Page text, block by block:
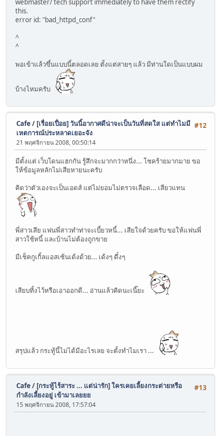
webmaster/ tech support immediately to have them rectify
this.
error id: "bad_httpd_conf"
^
^
พอเข้าแล้วขึ้นแบบนี้ตลอดเลย ตั้งแต่สายๆ แล้ว มีท่านใดเป็นแบบผม
บ้างไหมครับ
#12
Cafe/ [เรื่อยเปื่อย] วันนี้อากาศดีน่าจะเป็นวันที่สดใส แต่ทำไมมี
เหตการณ์ประหลาดเยอะจัง
21 พฤศจิกายน 2008, 00:50:14
มีตั้งแต่ เว็บโดนแฮกกัน รู้สึกจะมากกว่าหนึ่ง... โชคร้ายมากมาย ขอ
ให้ข้อมูลหลักไม่เสียหายนะครับ
คิดว่าตัวเองจะเป็นเอดส์ แต่ไม่ยอมไม่ตรวจเลือด... เสียวแทน
พี่สาวเสีย แฟนพี่สาวทำท่าจะเบี้ยวหนี้... เสียใจด้วยครับ ขอให้แฟนพี่
สาวใช้หนี้ และบ้านไม่ต้องถูกขาย
มีเช็คกูเกิ้ลแอสเซ้นเด้งด้วย... เด้งๆ ดึ๋งๆ
เสียบทิ้งไว้หรือเอาออกดี... อ่านแล้วคิดนะเนี๊ยะ
สรุปแล้ว กระทู้นี้ไม่ได้มีอะไรเลย จะตั้งทำไมเรา ...
#13
Cafe/ [กระทู้ไร้สาระ ... แต่น่ารัก] ใครเคยเลี้ยงกระต่ายหรือ
กำลังเลี้ยงอยู่ เข้ามาเลยยย
15 พฤศจิกายน 2008, 17:57:04